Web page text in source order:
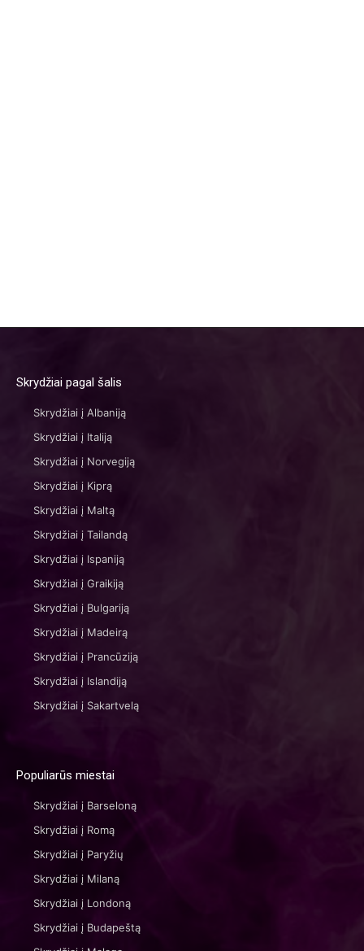
Skrydžiai pagal šalis
Skrydžiai į Albaniją
Skrydžiai į Italiją
Skrydžiai į Norvegiją
Skrydžiai į Kiprą
Skrydžiai į Maltą
Skrydžiai į Tailandą
Skrydžiai į Ispaniją
Skrydžiai į Graikiją
Skrydžiai į Bulgariją
Skrydžiai į Madeirą
Skrydžiai į Prancūziją
Skrydžiai į Islandiją
Skrydžiai į Sakartvelą
Populiarūs miestai
Skrydžiai į Barseloną
Skrydžiai į Romą
Skrydžiai į Paryžių
Skrydžiai į Milaną
Skrydžiai į Londoną
Skrydžiai į Budapeštą